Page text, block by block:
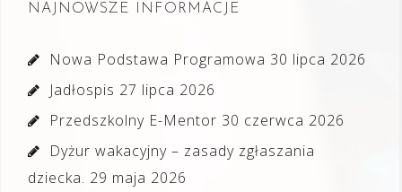
NAJNOWSZE INFORMACJE
Nowa Podstawa Programowa 30 lipca 2026
Jadłospis 27 lipca 2026
Przedszkolny E-Mentor 30 czerwca 2026
Dyżur wakacyjny – zasady zgłaszania
dziecka. 29 maja 2026